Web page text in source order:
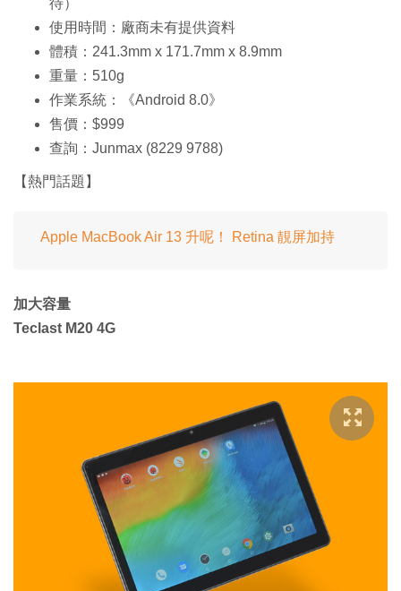
使用時間：廠商未有提供資料
體積：241.3mm x 171.7mm x 8.9mm
重量：510g
作業系統：《Android 8.0》
售價：$999
查詢：Junmax (8229 9788)
【熱門話題】
Apple MacBook Air 13 升呢！ Retina 靚屏加持
加大容量
Teclast M20 4G